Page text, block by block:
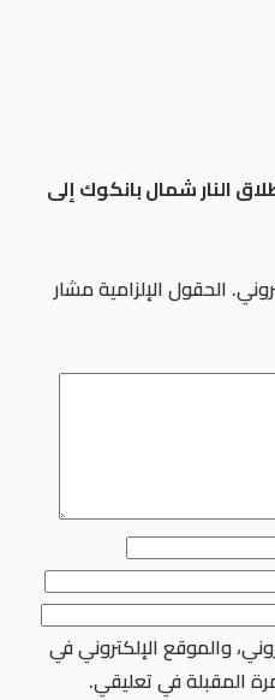
النار شمال بانكوك إلى
الحقول الإلزامية مشار
والموقع الإلكتروني في
المقبلة في تعليقي.